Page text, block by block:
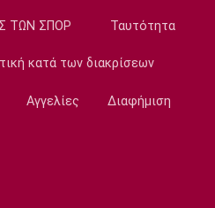
Σεν
Μαρσέιγ
ΤΩΝ ΣΠΟΡ Ταυτότητα
κατά των διακρίσεων
Αγγελίες Διαφήμιση